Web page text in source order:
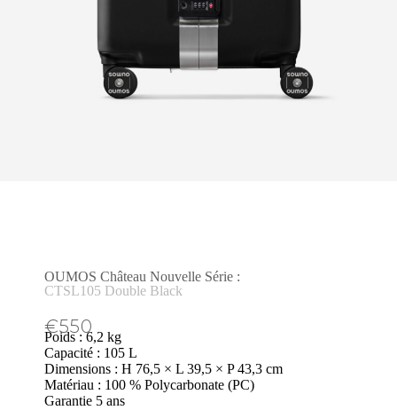
OUMOS Château Nouvelle Série :
CTSL105 Double Black
€550
Poids : 6,2 kg
Capacité : 105 L
Dimensions : H 76,5 × L 39,5 × P 43,3 cm
Matériau : 100 % Polycarbonate (PC)
Garantie 5 ans